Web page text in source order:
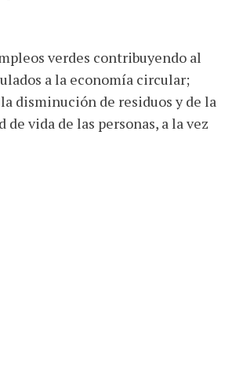
verdes contribuyendo al
a la economía circular;
disminución de residuos y de la
vida de las personas, a la vez